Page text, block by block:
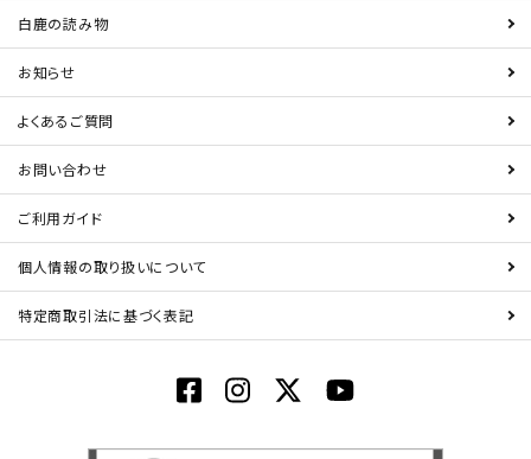
白鹿の読み物
お知らせ
よくあるご質問
お問い合わせ
ご利用ガイド
個人情報の取り扱いについて
特定商取引法に基づく表記